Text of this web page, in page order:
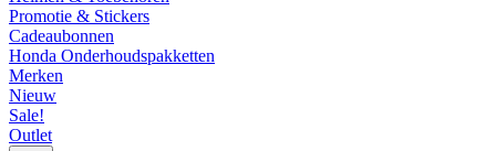
Promotie & Stickers
Cadeaubonnen
Honda Onderhoudspakketten
Merken
Nieuw
Sale!
Outlet